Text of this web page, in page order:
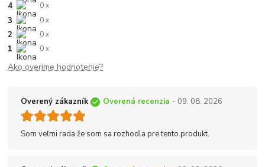
4 0 x
3 0 x
2 0 x
1 0 x
Ako overíme hodnotenie?
Overený zákazník Overená recenzia - 09. 08. 2026
Som veľmi rada že som sa rozhodla pre tento produkt.